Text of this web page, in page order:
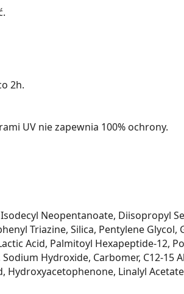
2h.
UV nie zapewnia 100% ochrony.
Neopentanoate, Diisopropyl
Triazine, Silica, Pentylene Glycol,
Acid, Palmitoyl Hexapeptide-12,
Hydroxide, Carbomer, C12-15
Hydroxyacetophenone, Linalyl